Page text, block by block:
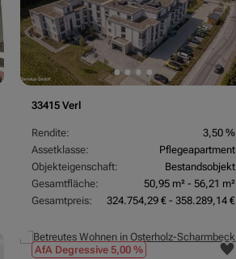
33415 Verl
Rendite:
3,50 %
Assetklasse:
Pflegeapartment
Objekteigenschaft:
Bestandsobjekt
Gesamtfläche:
50,95 m² - 56,21 m²
Gesamtpreis:
324.754,29 € - 358.289,14 €
AfA Degressive 5,00 %